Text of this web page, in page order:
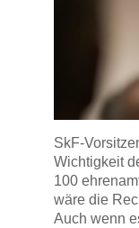
SkF-
Wichtigkeit
100
wäre die
Auch wenn